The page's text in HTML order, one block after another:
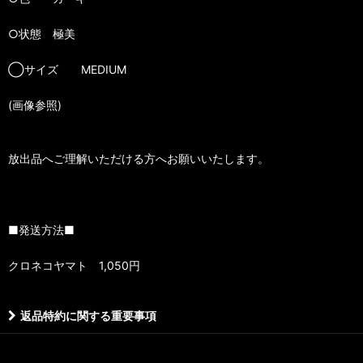
○状態 極美
◯サイズ MEDIUM
(画像参照)
放出品へご理解いただける方へお願いいたします。
■発送方法■
クロネコヤマト 1,050円
返品特約に関する重要事項